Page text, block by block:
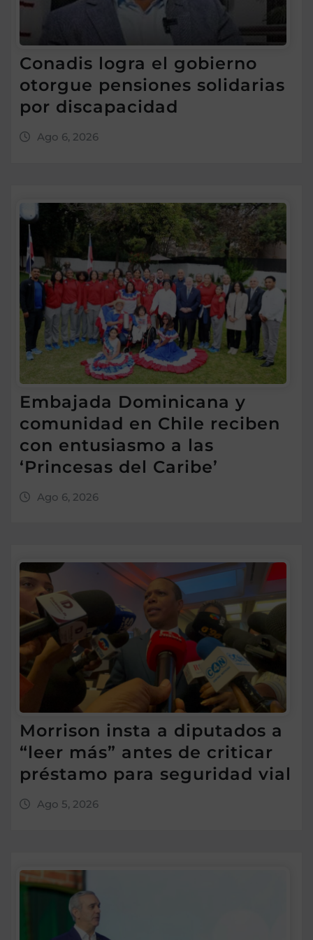
Conadis logra el gobierno
otorgue pensiones solidarias
por discapacidad
Ago 6, 2026
Embajada Dominicana y
comunidad en Chile reciben
con entusiasmo a las
‘Princesas del Caribe’
Ago 6, 2026
Morrison insta a diputados a
“leer más” antes de criticar
préstamo para seguridad vial
Ago 5, 2026